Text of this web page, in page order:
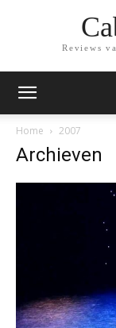
Reviews
Home 2007
Archieven